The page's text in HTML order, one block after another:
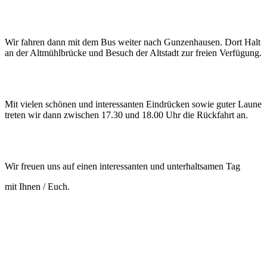
Wir fahren dann mit dem Bus weiter nach Gunzenhausen. Dort Halt
an der Altmühlbrücke und Besuch der Altstadt zur freien Verfügung.
Mit vielen schönen und interessanten Eindrücken sowie guter Laune
treten wir dann zwischen 17.30 und 18.00 Uhr die Rückfahrt an.
Wir freuen uns auf einen interessanten und unterhaltsamen Tag
mit Ihnen / Euch.